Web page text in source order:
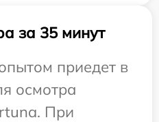
за 35 минут
приедет в
осмотра
При